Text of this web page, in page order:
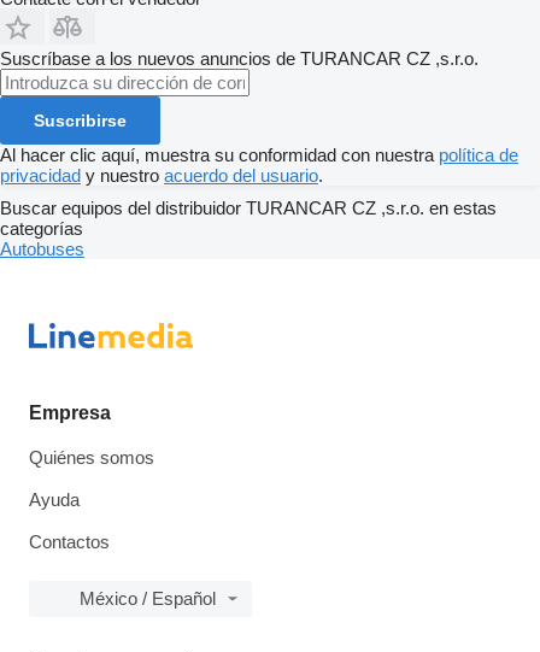
Suscríbase a los nuevos anuncios de TURANCAR CZ ,s.r.o.
Suscribirse
Al hacer clic aquí, muestra su conformidad con nuestra política de
privacidad y nuestro acuerdo del usuario.
Buscar equipos del distribuidor TURANCAR CZ ,s.r.o. en estas
categorías
Autobuses
Empresa
Quiénes somos
Ayuda
Contactos
México / Español